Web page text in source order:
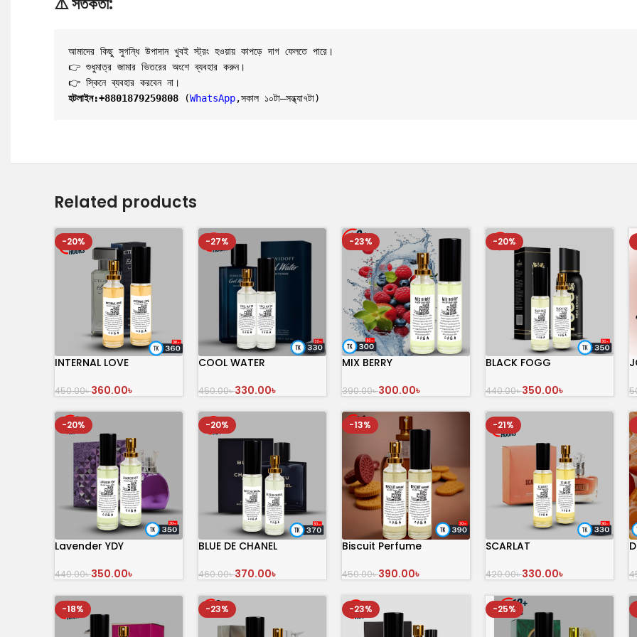
আমাদের কিছু সুগন্ধি উপাদান খুবই স্ট্রং হওয়ায় কাপড়ে দাগ ফেলতে পারে।
👉 শুধুমাত্র জামার ভিতরের অংশে ব্যবহার করুন।
হটলাইন:+8801879259808 (WhatsApp,সকাল ১০টা–সন্ধ্যা৭টা)
Related products
-20%
INTERNAL LOVE
450.00৳360.00৳
অর্ডার করুন
-27%
COOL WATER
450.00৳330.00৳
অর্ডার করুন
-23%
MIX BERRY
390.00৳300.00৳
অর্ডার করুন
-20%
BLACK FOGG
440.00৳350.00৳
অর্ডার করুন
-20%
Lavender YDY
440.00৳350.00৳
অর্ডার করুন
-20%
BLUE DE CHANEL
460.00৳370.00৳
অর্ডার করুন
-13%
Biscuit Perfume
450.00৳390.00৳
-21%
SCARLAT
420.00৳330.00৳
অর্ডার করুন
-18% -23% -23% -25%